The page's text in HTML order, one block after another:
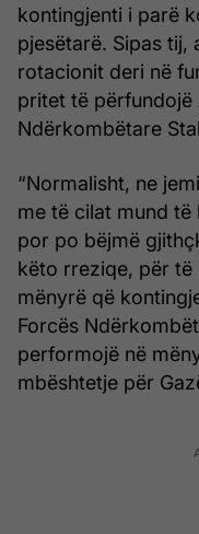
kontingjenti i parë
pjesëtarë. Sipas tij,
rotacionit deri në
pritet të përfundojë
Ndërkombëtare
“Normalisht, ne
me të cilat mund
por po bëjmë
këto rreziqe, për të
mënyrë që
Forcës
performojë në
mbështetje për